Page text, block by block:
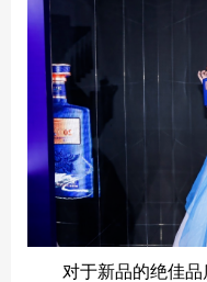
对于新品的绝佳品